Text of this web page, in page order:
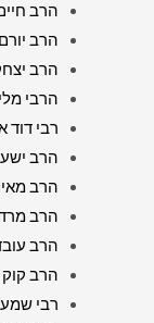
הרב
הרב
הרב
הרבי
רבי דוד
הרב
הרב
הרב
הרב
הרב קוק
רבי